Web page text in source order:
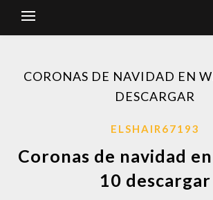
CORONAS DE NAVIDAD EN
DESCARGAR
ELSHAIR67193
Coronas de navidad
10 descargar